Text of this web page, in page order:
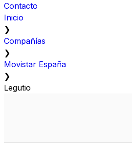
Contacto
Inicio
❯
Compañías
❯
Movistar España
❯
Legutio